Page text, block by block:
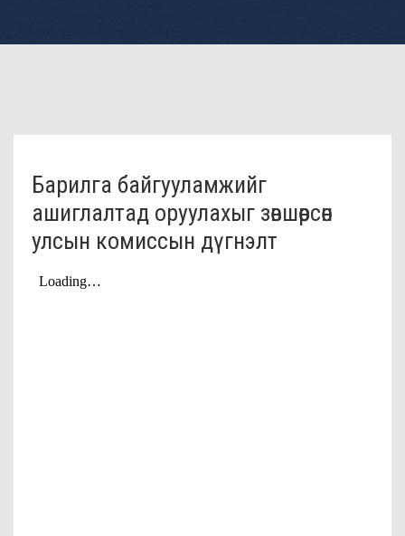
Барилга байгууламжийг
ашиглалтад оруулахыг зөвшөөрсөн
улсын комиссын дүгнэлт